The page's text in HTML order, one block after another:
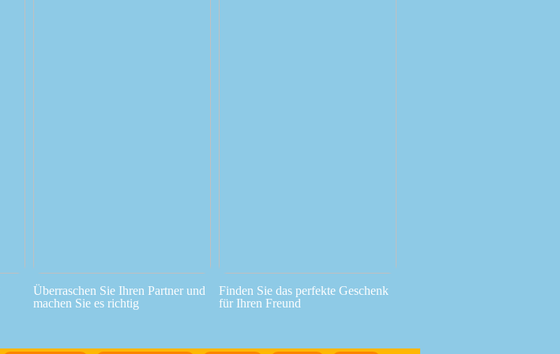
Überraschen Sie Ihren Partner und
machen Sie es richtig
Finden Sie das perfekte Geschenk
für Ihren Freund